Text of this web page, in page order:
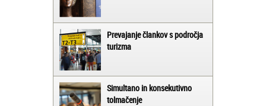
Prevajanje člankov s področja
turizma
Simultano in konsekutivno
tolmačenje